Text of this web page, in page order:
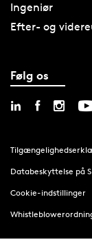
Ingeniør
Efter- og
Følg os
Databeskyttelse på
Cookie-indstillinger